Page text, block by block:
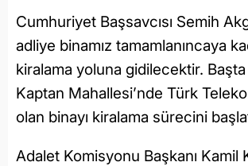
Cumhuriyet Başsavcısı Semih
adliye binamız tamamlanıncaya
kiralama yoluna gidilecektir.
Kaptan Mahallesi’nde Türk
olan binayı kiralama sürecini
Adalet Komisyonu Başkanı Kamil